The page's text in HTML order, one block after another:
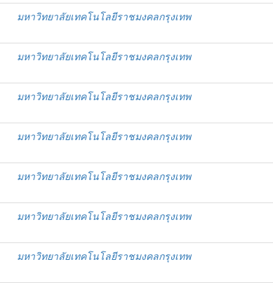
มหาวิทยาลัยเทคโนโลยีราชมงคลกรุงเทพ
มหาวิทยาลัยเทคโนโลยีราชมงคลกรุงเทพ
มหาวิทยาลัยเทคโนโลยีราชมงคลกรุงเทพ
มหาวิทยาลัยเทคโนโลยีราชมงคลกรุงเทพ
มหาวิทยาลัยเทคโนโลยีราชมงคลกรุงเทพ
มหาวิทยาลัยเทคโนโลยีราชมงคลกรุงเทพ
มหาวิทยาลัยเทคโนโลยีราชมงคลกรุงเทพ